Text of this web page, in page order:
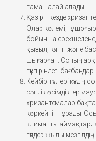
тамашалай алады.
Қазіргі кезде
Олар көлемі,
бойынша
қызыл, күлгін және
шығарған. Соның
түкпіріндегі
Кейбір түрлері күздің
сәндік өсімдіктер
хризантемалар
көркейтіп тұрады.
климатты
гүлдер жылы мезгілдің